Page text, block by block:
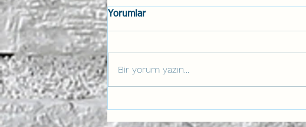
Yorumlar
Bir yorum yazın...